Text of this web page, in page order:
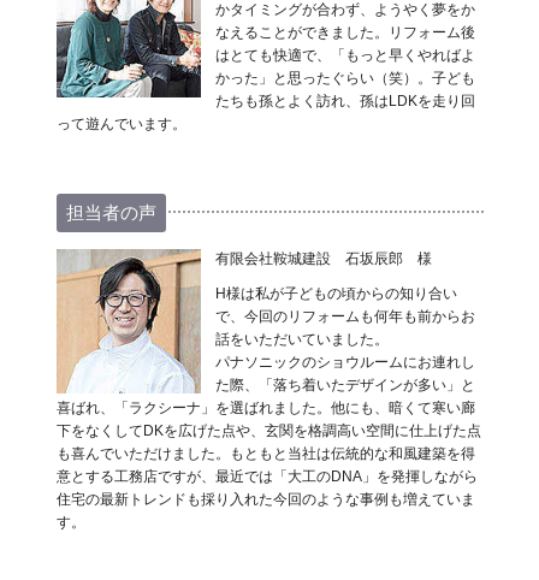
かタイミングが合わず、ようやく夢をか
なえることができました。リフォーム後
はとても快適で、「もっと早くやればよ
かった」と思ったぐらい（笑）。子ども
たちも孫とよく訪れ、孫はLDKを走り回
って遊んでいます。
担当者の声
有限会社鞍城建設 石坂辰郎 様
H様は私が子どもの頃からの知り合い
で、今回のリフォームも何年も前からお
話をいただいていました。
パナソニックのショウルームにお連れし
た際、「落ち着いたデザインが多い」と
喜ばれ、「ラクシーナ」を選ばれました。他にも、暗くて寒い廊
下をなくしてDKを広げた点や、玄関を格調高い空間に仕上げた点
も喜んでいただけました。もともと当社は伝統的な和風建築を得
意とする工務店ですが、最近では「大工のDNA」を発揮しながら
住宅の最新トレンドも採り入れた今回のような事例も増えていま
す。